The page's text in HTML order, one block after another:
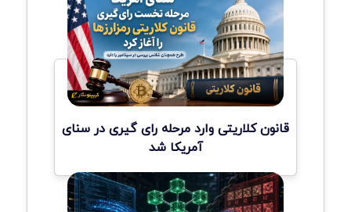
قانون کلاریتی وارد مرحله رای گیری در سنای
آمریکا شد